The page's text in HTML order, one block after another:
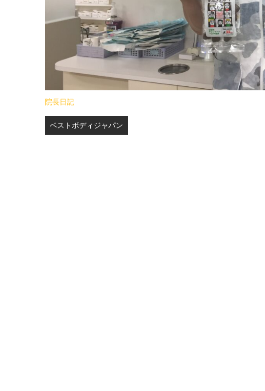
院長日記
投
ベストボディジャパン